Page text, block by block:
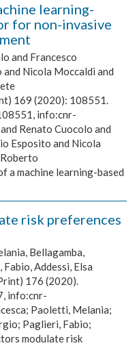
learning-
for non-invasive
and Francesco
Nicola Moccaldi and
169 (2020): 108551.
info:cnr-
Renato Cuocolo and
Esposito and Nicola
a machine learning-based
risk preferences
Bellagamba,
Addessi, Elsa
176 (2020).
info:cnr-
Paoletti, Melania;
Paglieri, Fabio;
modulate risk